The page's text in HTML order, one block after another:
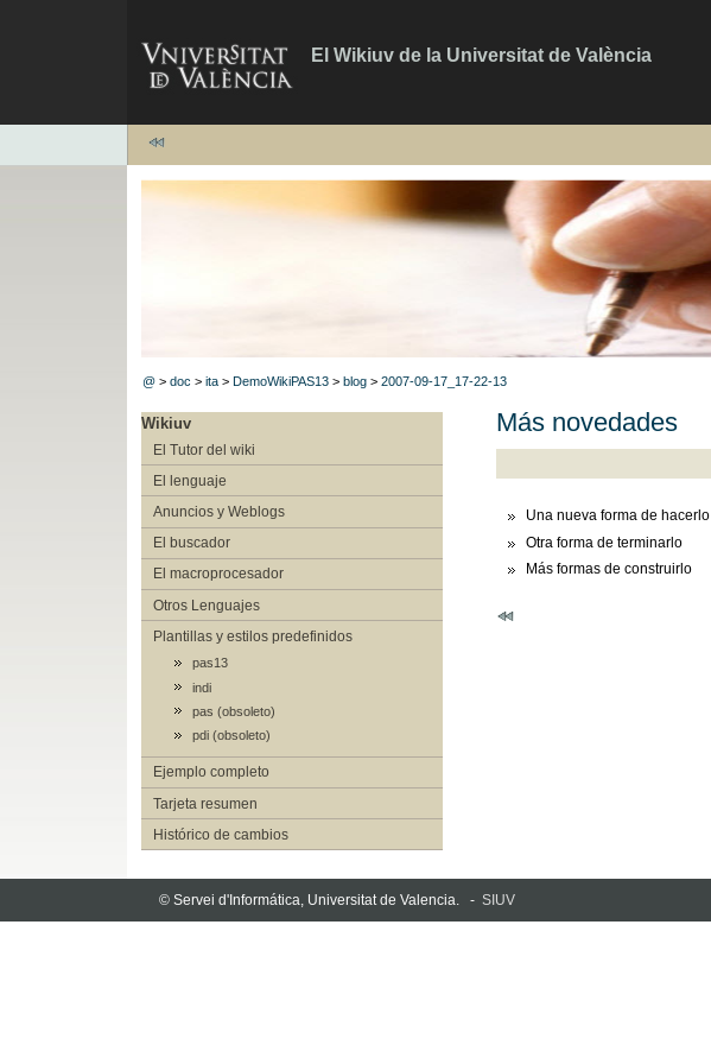
El Wikiuv de la Universitat de València
@ >doc >ita >DemoWikiPAS13 >blog >2007-09-17_17-22-13
Wikiuv
El Tutor del wiki
El lenguaje
Anuncios y Weblogs
El buscador
El macroprocesador
Otros Lenguajes
Plantillas y estilos predefinidos
pas13
indi
pas (obsoleto)
pdi (obsoleto)
Ejemplo completo
Tarjeta resumen
Histórico de cambios
Más novedades
Una nueva forma de hacerlo
Otra forma de terminarlo
Más formas de construirlo
© Servei d'Informática, Universitat de Valencia. - SIUV